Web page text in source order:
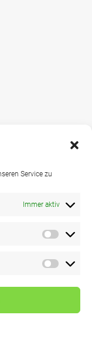
Service zu
Immer aktiv